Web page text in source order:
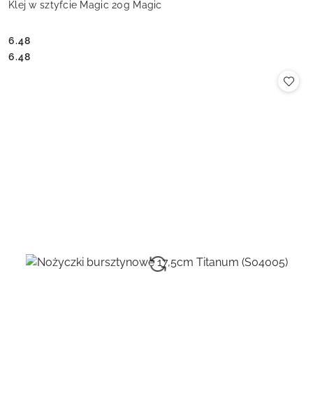
Klej w sztyfcie Magic 20g Magic
Cena:
6.48
Cena:
6.48